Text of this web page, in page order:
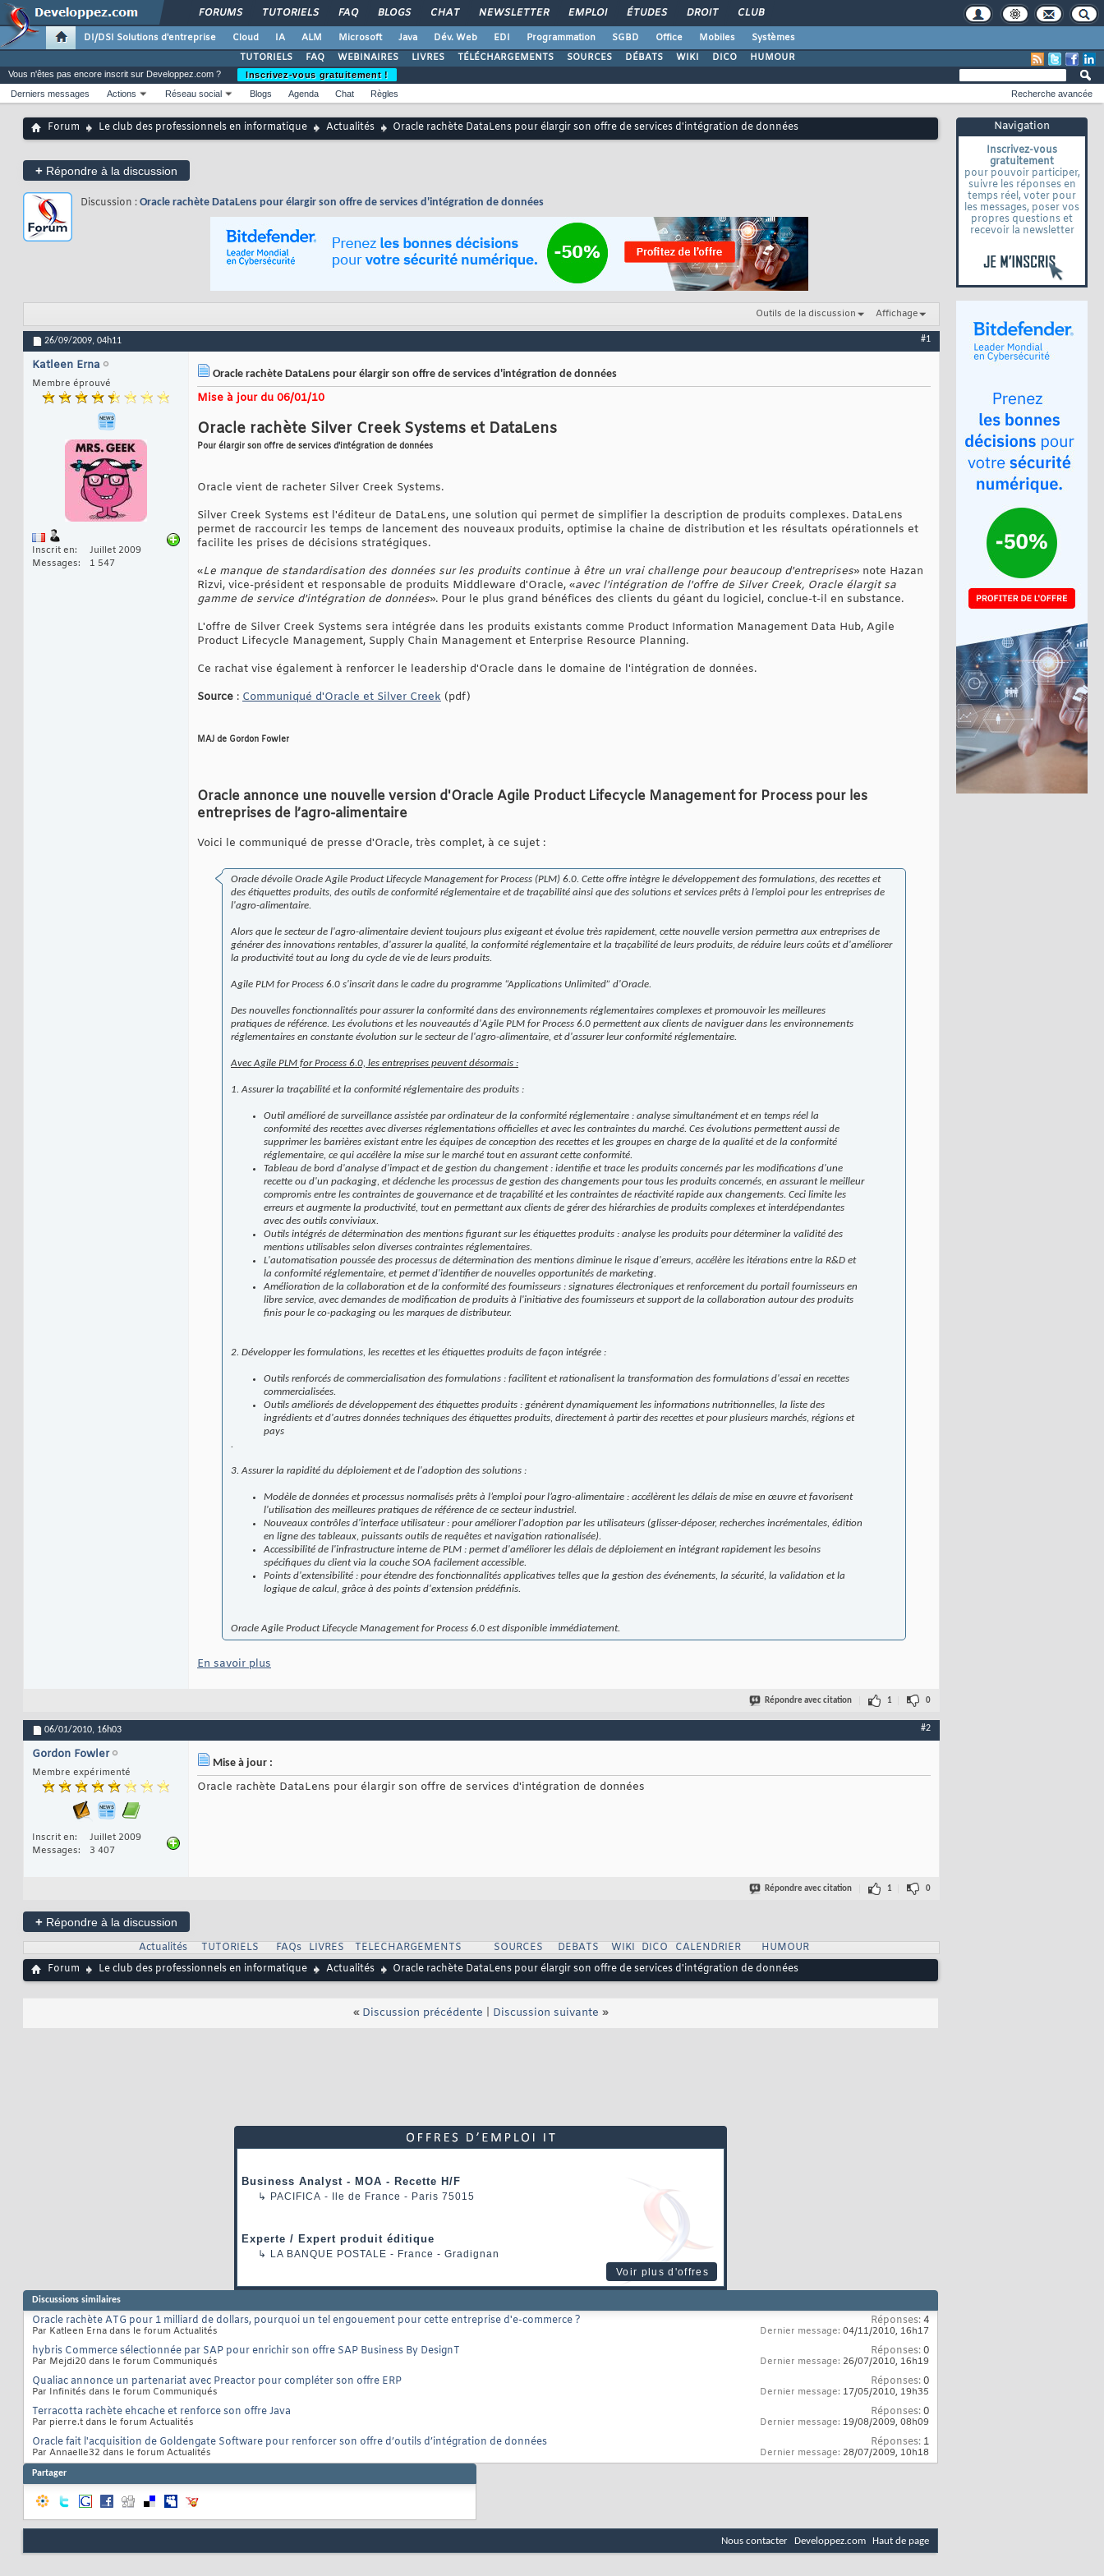
FORUMS TUTORIELS FAQ BLOGS CHAT NEWSLETTER EMPLOI ÉTUDES DROIT CLUB
DI/DSI Solutions d'entreprise Cloud IA ALM Microsoft Java Dév. Web EDI Programmation SGBD Office Mobiles
Systèmes
TUTORIELS
FAQ WEBINAIRES LIVRES TÉLÉCHARGEMENTS SOURCES DÉBATS WIKI DICO HUMOUR
Navigation
Inscrivez-vous
gratuitement
pour pouvoir participer,
suivre les réponses en
temps réel, voter pour
les messages, poser vos
propres questions et
recevoir la newsletter
Vous n'êtes pas encore inscrit sur Developpez.com ?
Inscrivez-vous gratuitement !
Derniers messages
Actions Réseau social Blogs Agenda Chat Règles Recherche avancée
Forum Le club des professionnels en informatique Actualités Oracle rachète DataLens pour élargir son offre de services d'intégration de données
+ Répondre à la discussion
Discussion : Oracle rachète DataLens pour élargir son offre de services d'intégration de données
Outils de la discussion Affichage
26/09/2009, 04h11 #1
Katleen Erna
Membre éprouvé
Inscrit en
Juillet 2009
Messages
1 547
Oracle rachète DataLens pour élargir son offre de services d'intégration de données
Mise à jour du 06/01/10
Oracle rachète Silver Creek Systems et DataLens
Pour élargir son offre de services d'intégration de données
Oracle vient de racheter Silver Creek Systems.
Silver Creek Systems est l'éditeur de DataLens, une solution qui permet de simplifier la description de produits complexes. DataLens
permet de raccourcir les temps de lancement des nouveaux produits, optimise la chaine de distribution et les résultats opérationnels et
facilite les prises de décisions stratégiques.
«Le manque de standardisation des données sur les produits continue à être un vrai challenge pour beaucoup d'entreprises» note Hazan
Rizvi, vice-président et responsable de produits Middleware d'Oracle, «avec l'intégration de l'offre de Silver Creek, Oracle élargit sa
gamme de service d'intégration de données». Pour le plus grand bénéfices des clients du géant du logiciel, conclue-t-il en substance.
L'offre de Silver Creek Systems sera intégrée dans les produits existants comme Product Information Management Data Hub, Agile
Product Lifecycle Management, Supply Chain Management et Enterprise Resource Planning.
Ce rachat vise également à renforcer le leadership d'Oracle dans le domaine de l'intégration de données.
Source : Communiqué d'Oracle et Silver Creek (pdf)
MAJ de Gordon Fowler
Oracle annonce une nouvelle version d'Oracle Agile Product Lifecycle Management for Process pour les
entreprises de l’agro-alimentaire
Voici le communiqué de presse d'Oracle, très complet, à ce sujet :
Oracle dévoile Oracle Agile Product Lifecycle Management for Process (PLM) 6.0. Cette offre intègre le développement des formulations, des recettes et
des étiquettes produits, des outils de conformité réglementaire et de traçabilité ainsi que des solutions et services prêts à l’emploi pour les entreprises de
l'agro-alimentaire.
Alors que le secteur de l'agro-alimentaire devient toujours plus exigeant et évolue très rapidement, cette nouvelle version permettra aux entreprises de
générer des innovations rentables, d'assurer la qualité, la conformité réglementaire et la traçabilité de leurs produits, de réduire leurs coûts et d'améliorer
la productivité tout au long du cycle de vie de leurs produits.
Agile PLM for Process 6.0 s'inscrit dans le cadre du programme “Applications Unlimited” d'Oracle.
Des nouvelles fonctionnalités pour assurer la conformité dans des environnements réglementaires complexes et promouvoir les meilleures
pratiques de référence. Les évolutions et les nouveautés d'Agile PLM for Process 6.0 permettent aux clients de naviguer dans les environnements
réglementaires en constante évolution sur le secteur de l'agro-alimentaire, et d'assurer leur conformité réglementaire.
Avec Agile PLM for Process 6.0, les entreprises peuvent désormais :
1. Assurer la traçabilité et la conformité réglementaire des produits :
Outil amélioré de surveillance assistée par ordinateur de la conformité réglementaire : analyse simultanément et en temps réel la
conformité des recettes avec diverses réglementations officielles et avec les contraintes du marché. Ces évolutions permettent aussi de
supprimer les barrières existant entre les équipes de conception des recettes et les groupes en charge de la qualité et de la conformité
réglementaire, ce qui accélère la mise sur le marché tout en assurant cette conformité.
Tableau de bord d'analyse d'impact et de gestion du changement : identifie et trace les produits concernés par les modifications d'une
recette ou d'un packaging, et déclenche les processus de gestion des changements pour tous les produits concernés, en assurant le meilleur
compromis entre les contraintes de gouvernance et de traçabilité et les contraintes de réactivité rapide aux changements. Ceci limite les
erreurs et augmente la productivité, tout en permettant aux clients de gérer des hiérarchies de produits complexes et interdépendantes
avec des outils conviviaux.
Outils intégrés de détermination des mentions figurant sur les étiquettes produits : analyse les produits pour déterminer la validité des
mentions utilisables selon diverses contraintes réglementaires.
L'automatisation poussée des processus de détermination des mentions diminue le risque d'erreurs, accélère les itérations entre la R&D et
la conformité réglementaire, et permet d'identifier de nouvelles opportunités de marketing.
Amélioration de la collaboration et de la conformité des fournisseurs : signatures électroniques et renforcement du portail fournisseurs en
libre service, avec demandes de modification de produits à l'initiative des fournisseurs et support de la collaboration autour des produits
finis pour le co-packaging ou les marques de distributeur.
2. Développer les formulations, les recettes et les étiquettes produits de façon intégrée :
Outils renforcés de commercialisation des formulations : facilitent et rationalisent la transformation des formulations d'essai en recettes
commercialisées.
Outils améliorés de développement des étiquettes produits : génèrent dynamiquement les informations nutritionnelles, la liste des
ingrédients et d'autres données techniques des étiquettes produits, directement à partir des recettes et pour plusieurs marchés, régions et
pays
.
3. Assurer la rapidité du déploiement et de l'adoption des solutions :
Modèle de données et processus normalisés prêts à l’emploi pour l’agro-alimentaire : accélèrent les délais de mise en œuvre et favorisent
l'utilisation des meilleures pratiques de référence de ce secteur industriel.
Nouveaux contrôles d'interface utilisateur : pour améliorer l'adoption par les utilisateurs (glisser-déposer, recherches incrémentales, édition
en ligne des tableaux, puissants outils de requêtes et navigation rationalisée).
Accessibilité de l'infrastructure interne de PLM : permet d'améliorer les délais de déploiement en intégrant rapidement les besoins
spécifiques du client via la couche SOA facilement accessible.
Points d'extensibilité : pour étendre des fonctionnalités applicatives telles que la gestion des événements, la sécurité, la validation et la
logique de calcul, grâce à des points d'extension prédéfinis.
Oracle Agile Product Lifecycle Management for Process 6.0 est disponible immédiatement.
En savoir plus
Répondre avec citation 1 0
06/01/2010, 16h03 #2
Gordon Fowler
Membre expérimenté
Inscrit en
Juillet 2009
Messages
3 407
Mise à jour :
Oracle rachète DataLens pour élargir son offre de services d'intégration de données
Répondre avec citation 1 0
+ Répondre à la discussion
Actualités
TUTORIELS FAQs LIVRES TELECHARGEMENTS SOURCES DEBATS WIKI DICO CALENDRIER
HUMOUR
Forum
Le club des professionnels en informatique Actualités Oracle rachète DataLens pour élargir son offre de services d'intégration de données
« Discussion précédente Discussion suivante »
Business Analyst - MOA - Recette H/F
↳ PACIFICA - Ile de France - Paris 75015
Experte / Expert produit éditique
↳ LA BANQUE POSTALE - France - Gradignan
Voir plus d'offres
Discussions similaires
Oracle rachète ATG pour 1 milliard de dollars, pourquoi un tel engouement pour cette entreprise d'e-commerce ?
Par Katleen Erna dans le forum Actualités
Réponses:4
Dernier message: 04/11/2010, 16h17
hybris Commerce sélectionnée par SAP pour enrichir son offre SAP Business By DesignT
Par Mejdi20 dans le forum Communiqués
Réponses:0
Dernier message: 26/07/2010, 16h19
Qualiac annonce un partenariat avec Preactor pour compléter son offre ERP
Par Infinités dans le forum Communiqués
Réponses:0
Dernier message: 17/05/2010, 19h35
Terracotta rachète ehcache et renforce son offre Java
Par pierre.t dans le forum Actualités
Réponses:0
Dernier message: 19/08/2009, 08h09
Oracle fait l'acquisition de Goldengate Software pour renforcer son offre d’outils d’intégration de données
Par Annaelle32 dans le forum Actualités
Réponses: 1
Dernier message: 28/07/2009, 10h18
Partager
Nous contacter Developpez.com Haut de page